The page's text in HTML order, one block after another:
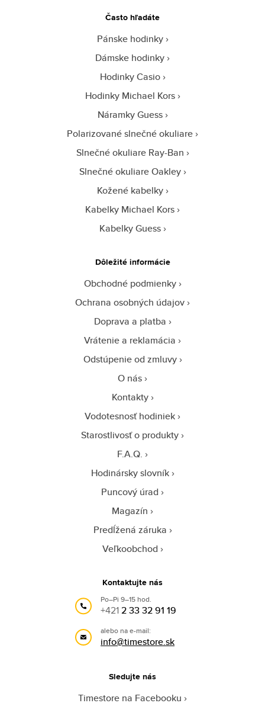
Často hľadáte
Pánske hodinky
Dámske hodinky
Hodinky Casio
Hodinky Michael Kors
Náramky Guess
Polarizované slnečné okuliare
Slnečné okuliare Ray-Ban
Slnečné okuliare Oakley
Kožené kabelky
Kabelky Michael Kors
Kabelky Guess
Dôležité informácie
Obchodné podmienky
Ochrana osobných údajov
Doprava a platba
Vrátenie a reklamácia
Odstúpenie od zmluvy
O nás
Kontakty
Vodotesnosť hodiniek
Starostlivosť o produkty
F.A.Q.
Hodinársky slovník
Puncový úrad
Magazín
Predĺžená záruka
Veľkoobchod
Kontaktujte nás
Po–Pi 9–15 hod.
+4212 33 32 91 19
alebo na e-mail:
info@timestore.sk
Sledujte nás
Timestore na Facebooku